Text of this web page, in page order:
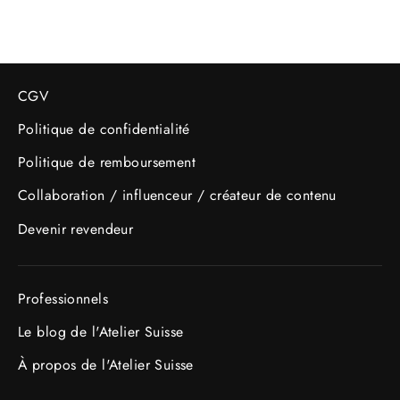
CGV
Politique de confidentialité
Politique de remboursement
Collaboration / influenceur / créateur de contenu
Devenir revendeur
Professionnels
Le blog de l'Atelier Suisse
À propos de l'Atelier Suisse